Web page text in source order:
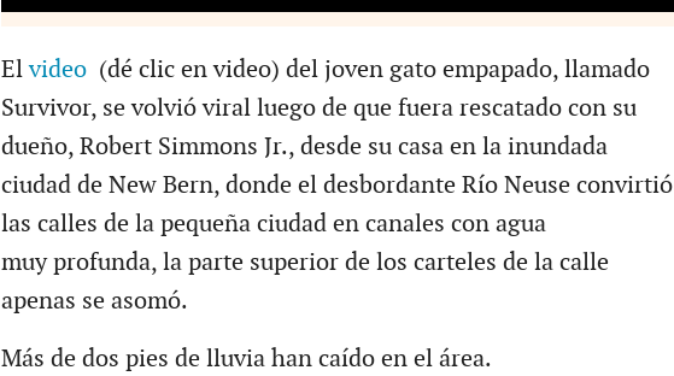
Elvideo (dé clic en video) del joven gato empapado, llamado
Survivor, se volvió viral luego de que fuera rescatado con su
dueño, Robert Simmons Jr., desde su casa en la inundada
ciudad de New Bern, donde el desbordante Río Neuse convirtió
las calles de la pequeña ciudad en canales con agua
muy profunda, la parte superior de los carteles de la calle
apenas se asomó.
Más de dos pies de lluvia han caído en el área.